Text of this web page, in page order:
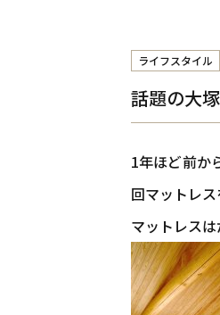
0774-86-4962ライフスタイル
話題の大
1年ほど前か
回マットレス
マットレス